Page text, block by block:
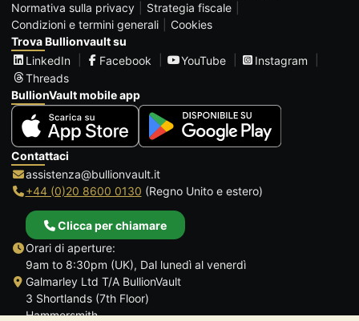
Normativa sulla privacy
Strategia fiscale
Condizioni e termini generali
Cookies
Trova Bullionvault su
LinkedIn
Facebook YouTube
Instagram
Threads
BullionVault mobile app
Contattaci
assistenza@bullionvault.it
+44 (0)20 8600 0130 (Regno Unito e estero)
Clicca per chiamare
Orari di aperture:
9am to 8:30pm (UK), Dal lunedì al venerdì
Galmarley Ltd T/A BullionVault
3 Shortlands (7th Floor)
Hammersmith